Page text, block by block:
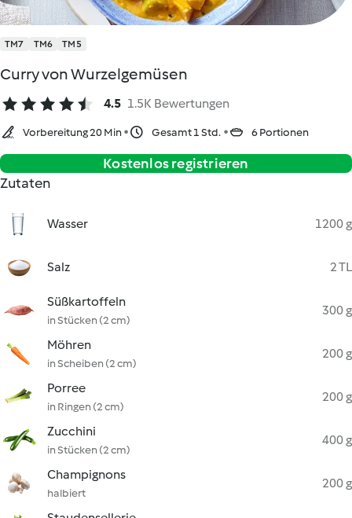
TM7 TM6 TM5
Curry von Wurzelgemüsen
4.5 1.5K Bewertungen
Vorbereitung 20 Min Gesamt 1 Std. 6 Portionen
Kostenlos registrieren
Zutaten
Wasser 1200 g
Salz 2 TL
Süßkartoffeln
in Stücken (2 cm)
300 g
Möhren
in Scheiben (2 cm)
200 g
Porree
in Ringen (2 cm)
200 g
Zucchini
in Stücken (2 cm)
400 g
Champignons
halbiert
200 g